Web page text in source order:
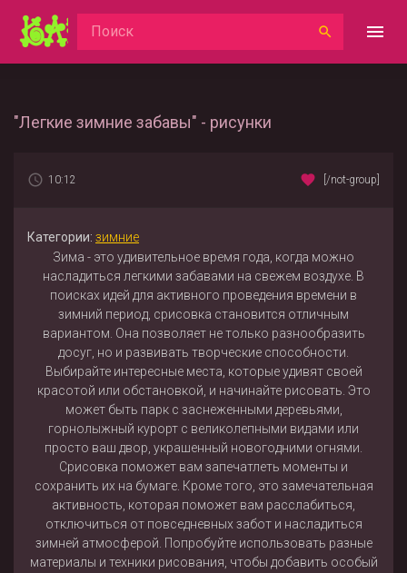
"Легкие зимние забавы" - рисунки
10:12 [/not-group]
Категории: зимние
Зима - это удивительное время года, когда можно
насладиться легкими забавами на свежем воздухе. В
поисках идей для активного проведения времени в
зимний период, срисовка становится отличным
вариантом. Она позволяет не только разнообразить
досуг, но и развивать творческие способности.
Выбирайте интересные места, которые удивят своей
красотой или обстановкой, и начинайте рисовать. Это
может быть парк с заснеженными деревьями,
горнолыжный курорт с великолепными видами или
просто ваш двор, украшенный новогодними огнями.
Срисовка поможет вам запечатлеть моменты и
сохранить их на бумаге. Кроме того, это замечательная
активность, которая поможет вам расслабиться,
отключиться от повседневных забот и насладиться
зимней атмосферой. Попробуйте использовать разные
материалы и техники рисования, чтобы добавить особый